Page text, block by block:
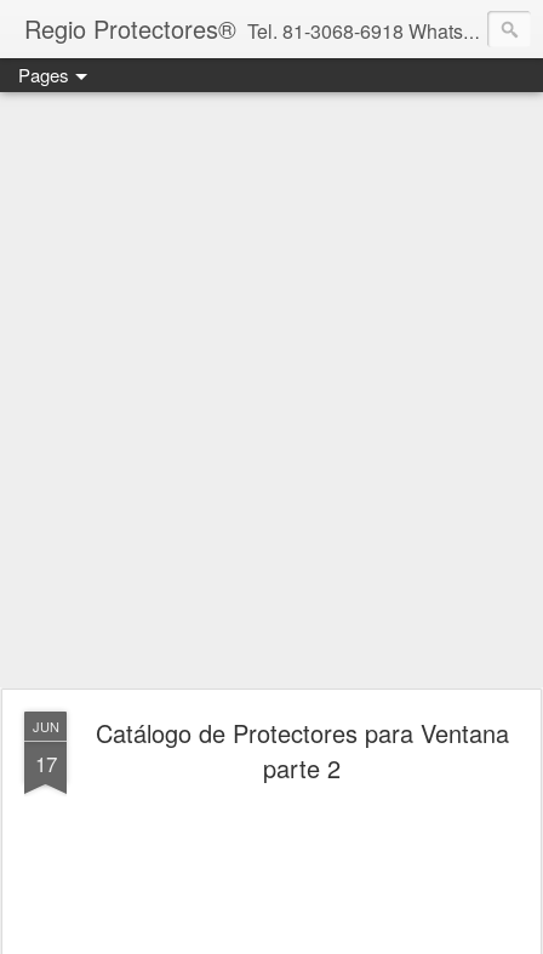
Regio Protectores® Tel. 81-3068-6918 WhatsApp 81-2636-2823 / 33-1145-3780 cotizacionregioprotectores@gmail.com / regioprotectores@gmail.com https://www.facebook.com/RegioProtectores/
Pages
JUN
17
Catálogo de Protectores para Ventana
parte 2